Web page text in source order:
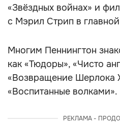
«Звёздных войнах» и
с Мэрил Стрип в
Многим Пеннингтон
как «Тюдоры», «Чисто
«Возвращение Шерлока
«Воспитанные волками».
РЕКЛАМА -